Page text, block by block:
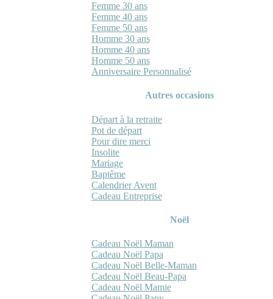
Femme 30 ans
Femme 40 ans
Femme 50 ans
Homme 30 ans
Homme 40 ans
Homme 50 ans
Anniversaire Personnalisé
Autres occasions
Départ à la retraite
Pot de départ
Pour dire merci
Insolite
Mariage
Baptême
Calendrier Avent
Cadeau Entreprise
Noël
Cadeau Noël Maman
Cadeau Noël Papa
Cadeau Noël Belle-Maman
Cadeau Noël Beau-Papa
Cadeau Noël Mamie